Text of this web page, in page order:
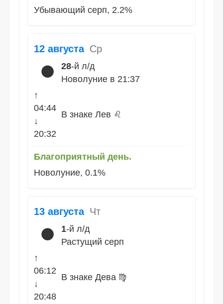
Убывающий серп, 2.2%
12 августа Ср
🌑 28-й л/д
Новолуние в 21:37
↑
04:44
↓
20:32
В знаке Лев ♌
Благоприятный день.
Новолуние, 0.1%
13 августа Чт
🌑 1-й л/д
Растущий серп
↑
06:12
↓
20:48
В знаке Дева ♍